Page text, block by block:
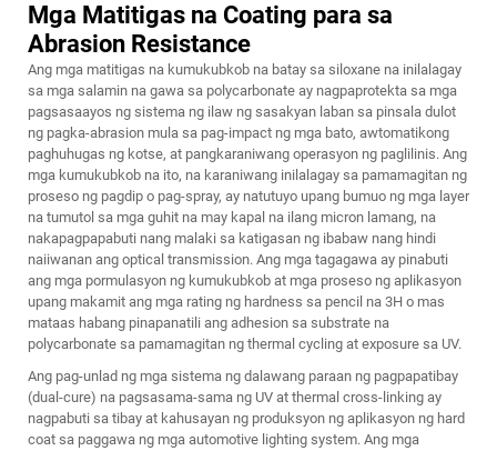
Mga Matitigas na Coating para sa
Abrasion Resistance
Ang mga matitigas na kumukubkob na batay sa siloxane na inilalagay
sa mga salamin na gawa sa polycarbonate ay nagpaprotekta sa mga
pagsasaayos ng sistema ng ilaw ng sasakyan laban sa pinsala dulot
ng pagka-abrasion mula sa pag-impact ng mga bato, awtomatikong
paghuhugas ng kotse, at pangkaraniwang operasyon ng paglilinis. Ang
mga kumukubkob na ito, na karaniwang inilalagay sa pamamagitan ng
proseso ng pagdip o pag-spray, ay natutuyo upang bumuo ng mga layer
na tumutol sa mga guhit na may kapal na ilang micron lamang, na
nakapagpapabuti nang malaki sa katigasan ng ibabaw nang hindi
naiiwanan ang optical transmission. Ang mga tagagawa ay pinabuti
ang mga pormulasyon ng kumukubkob at mga proseso ng aplikasyon
upang makamit ang mga rating ng hardness sa pencil na 3H o mas
mataas habang pinapanatili ang adhesion sa substrate na
polycarbonate sa pamamagitan ng thermal cycling at exposure sa UV.
Ang pag-unlad ng mga sistema ng dalawang paraan ng pagpapatibay
(dual-cure) na pagsasama-sama ng UV at thermal cross-linking ay
nagpabuti sa tibay at kahusayan ng produksyon ng aplikasyon ng hard
coat sa paggawa ng mga automotive lighting system. Ang mga